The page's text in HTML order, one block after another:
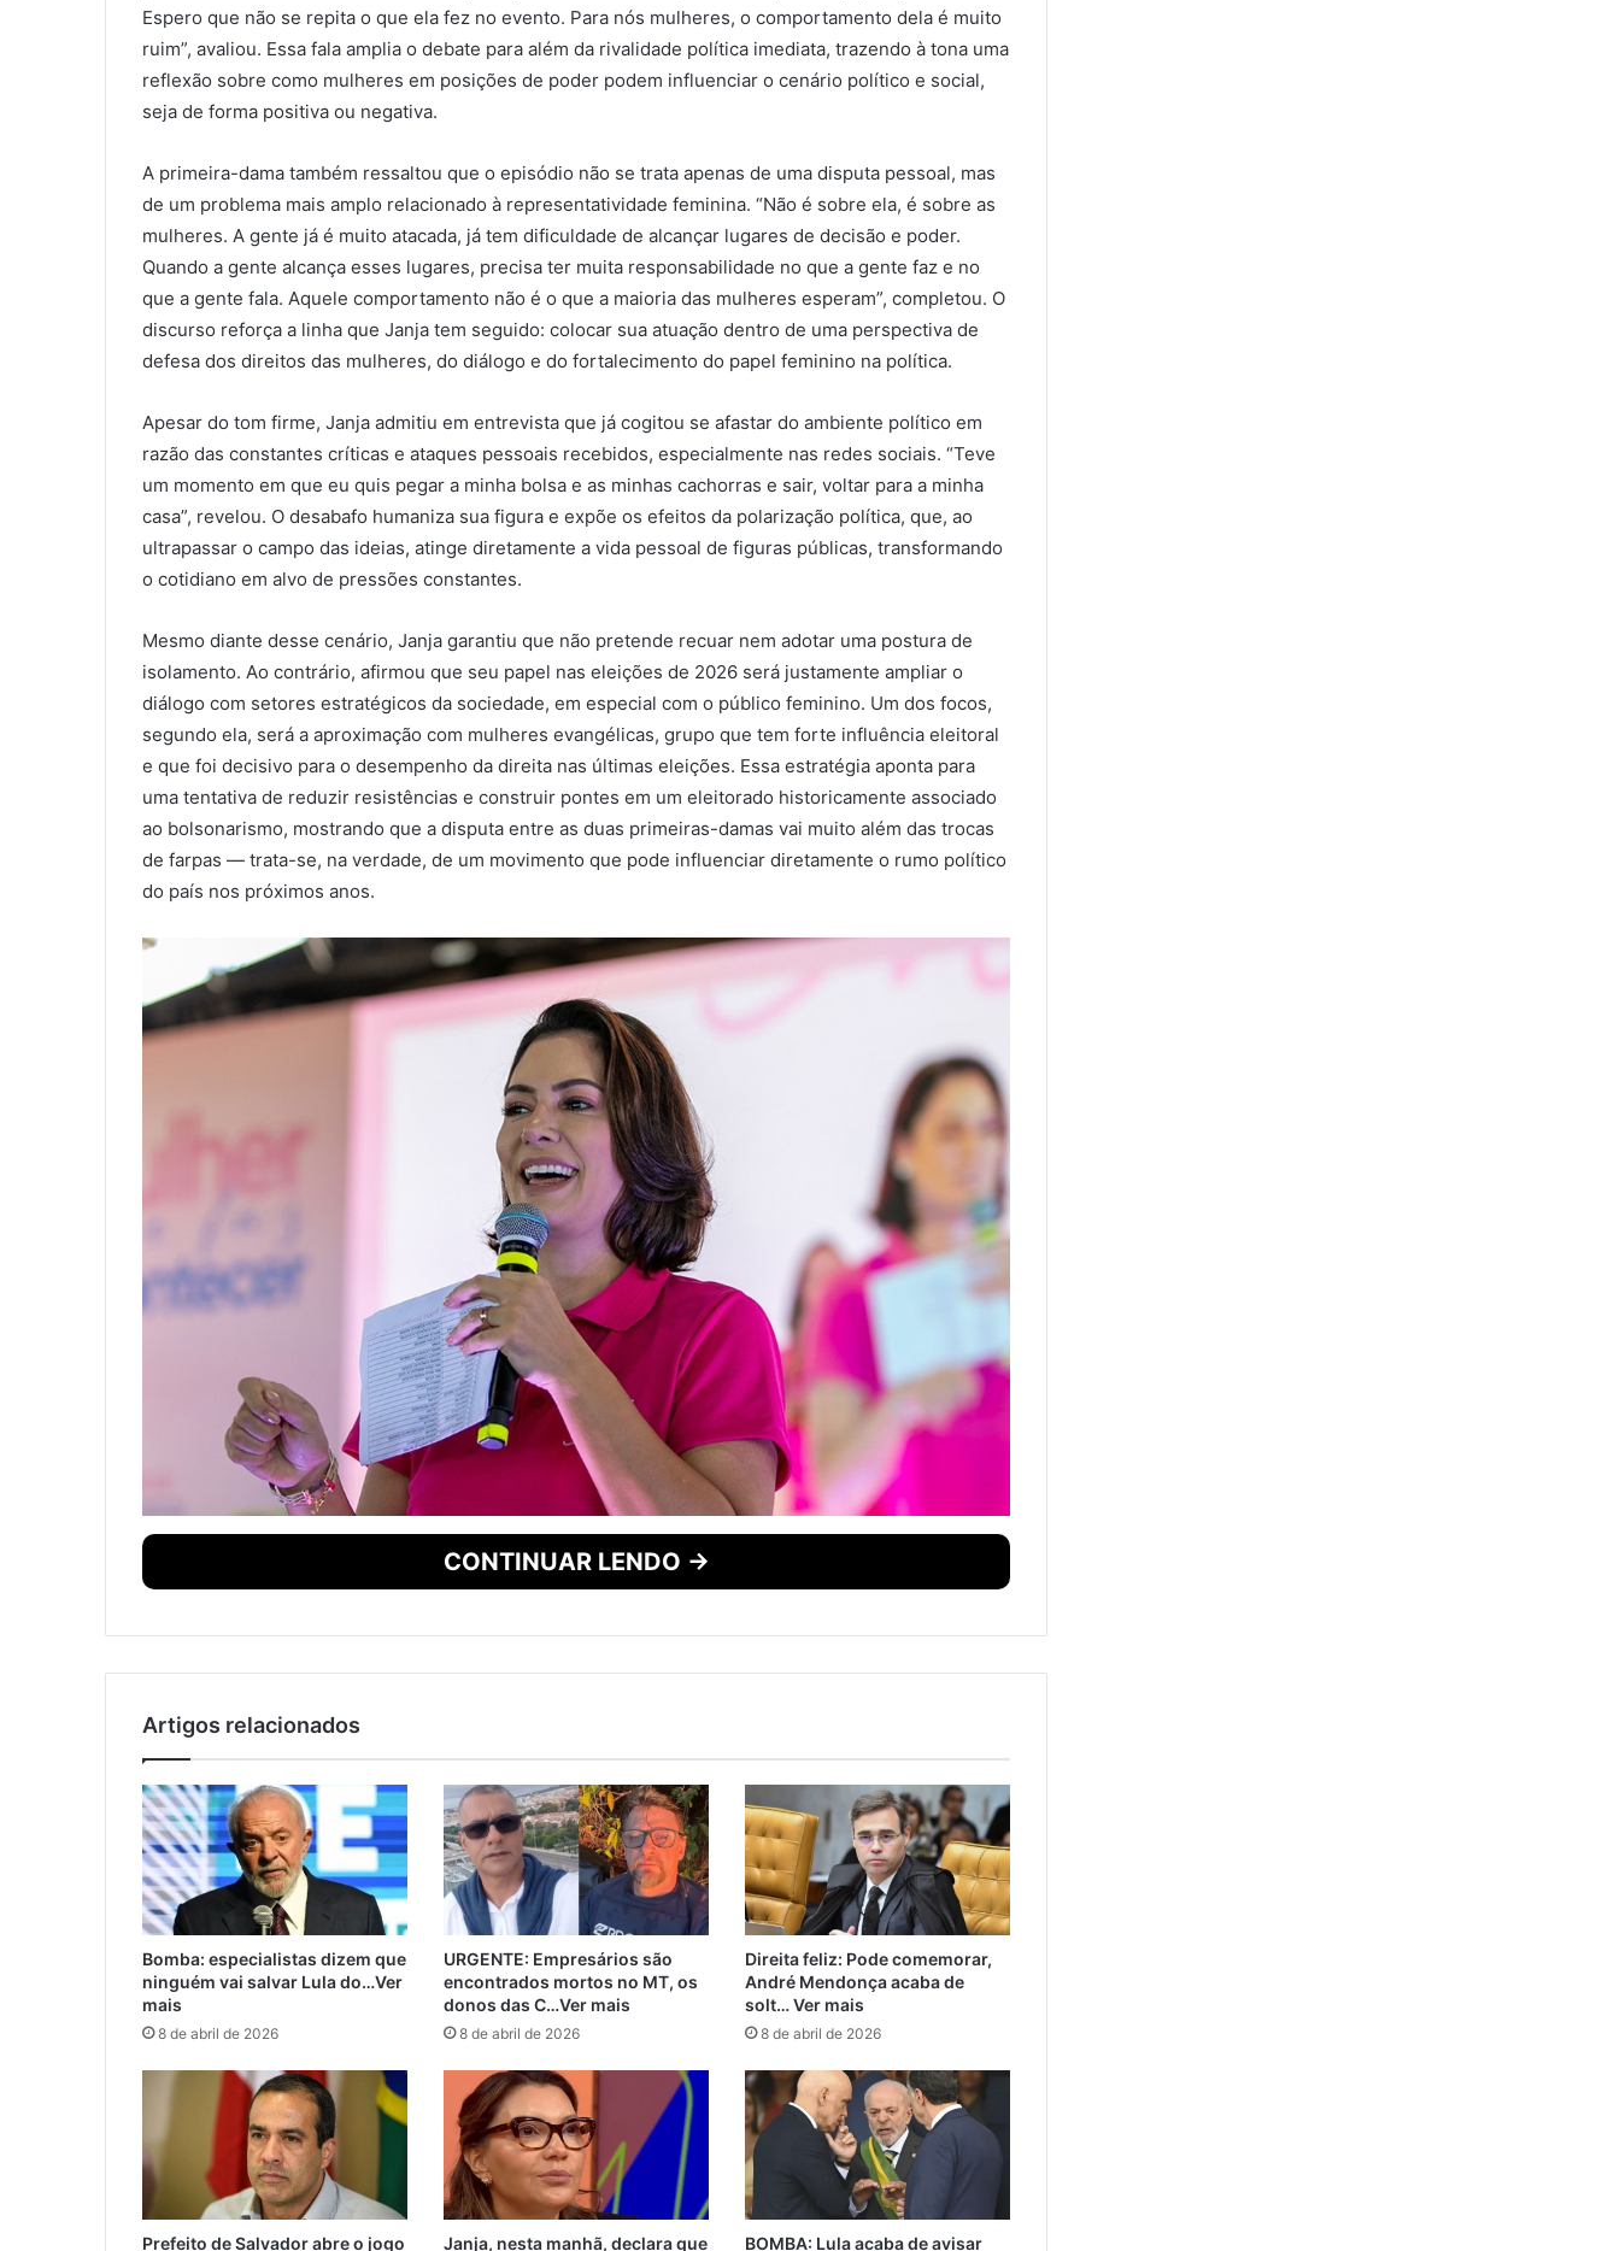
Espero que não se repita o que ela fez no evento. Para nós mulheres, o comportamento dela é muito
ruim”, avaliou. Essa fala amplia o debate para além da rivalidade política imediata, trazendo à tona uma
reflexão sobre como mulheres em posições de poder podem influenciar o cenário político e social,
seja de forma positiva ou negativa.
A primeira-dama também ressaltou que o episódio não se trata apenas de uma disputa pessoal, mas
de um problema mais amplo relacionado à representatividade feminina. “Não é sobre ela, é sobre as
mulheres. A gente já é muito atacada, já tem dificuldade de alcançar lugares de decisão e poder.
Quando a gente alcança esses lugares, precisa ter muita responsabilidade no que a gente faz e no
que a gente fala. Aquele comportamento não é o que a maioria das mulheres esperam”, completou. O
discurso reforça a linha que Janja tem seguido: colocar sua atuação dentro de uma perspectiva de
defesa dos direitos das mulheres, do diálogo e do fortalecimento do papel feminino na política.
Apesar do tom firme, Janja admitiu em entrevista que já cogitou se afastar do ambiente político em
razão das constantes críticas e ataques pessoais recebidos, especialmente nas redes sociais. “Teve
um momento em que eu quis pegar a minha bolsa e as minhas cachorras e sair, voltar para a minha
casa”, revelou. O desabafo humaniza sua figura e expõe os efeitos da polarização política, que, ao
ultrapassar o campo das ideias, atinge diretamente a vida pessoal de figuras públicas, transformando
o cotidiano em alvo de pressões constantes.
Mesmo diante desse cenário, Janja garantiu que não pretende recuar nem adotar uma postura de
isolamento. Ao contrário, afirmou que seu papel nas eleições de 2026 será justamente ampliar o
diálogo com setores estratégicos da sociedade, em especial com o público feminino. Um dos focos,
segundo ela, será a aproximação com mulheres evangélicas, grupo que tem forte influência eleitoral
e que foi decisivo para o desempenho da direita nas últimas eleições. Essa estratégia aponta para
uma tentativa de reduzir resistências e construir pontes em um eleitorado historicamente associado
ao bolsonarismo, mostrando que a disputa entre as duas primeiras-damas vai muito além das trocas
de farpas — trata-se, na verdade, de um movimento que pode influenciar diretamente o rumo político
do país nos próximos anos.
CONTINUAR LENDO →
Artigos relacionados
Bomba: especialistas dizem que
ninguém vai salvar Lula do…Ver
mais
8 de abril de 2026
URGENTE: Empresários são
encontrados mortos no MT, os
donos das C…Ver mais
8 de abril de 2026
Direita feliz: Pode comemorar,
André Mendonça acaba de
solt… Ver mais
8 de abril de 2026
Prefeito de Salvador abre o jogo Janja, nesta manhã, declara que BOMBA: Lula acaba de avisar